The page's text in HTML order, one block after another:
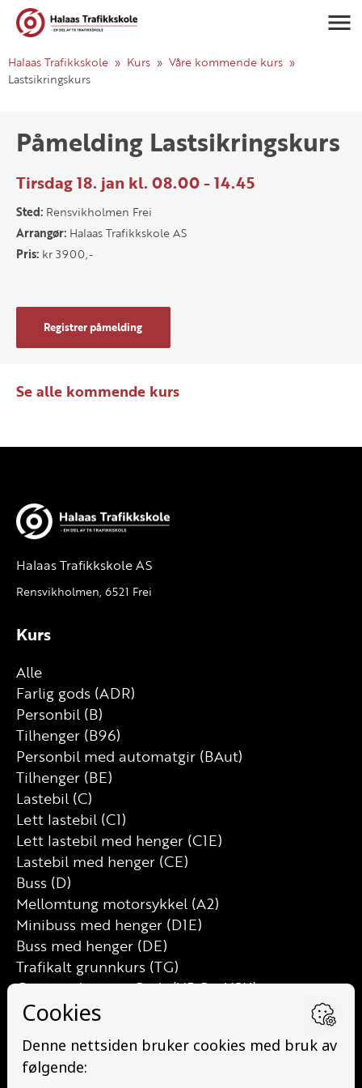
Halaas Trafikkskole Kurs
Våre kommende kurs
Lastsikringskurs
Påmelding Lastsikringskurs
Tirsdag 18. jan kl. 08.00 - 14.45
Sted: Rensvikholmen Frei
Arrangør: Halaas Trafikkskole AS
Pris: kr 3900,-
Registrer påmelding
Se alle kommende kurs
Halaas Trafikkskole AS
Rensvikholmen, 6521 Frei
Kurs
Alle
Farlig gods (ADR)
Personbil (B)
Tilhenger (B96)
Personbil med automatgir (BAut)
Tilhenger (BE)
Lastebil (C)
Lett lastebil (C1)
Lett lastebil med henger (C1E)
Lastebil med henger (CE)
Buss (D)
Mellomtung motorsykkel (A2)
Minibuss med henger (D1E)
Buss med henger (DE)
Trafikalt grunnkurs (TG)
Grunnutdanning Gods (YDG – YSK)
Grunnutdanning Person (YDP – YSK)
YSK Gods etterutdanning (EYDG)
Nettbasert teorikurs (Teorikurs)